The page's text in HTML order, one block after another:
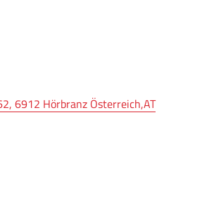
6912 Hörbranz Österreich,AT